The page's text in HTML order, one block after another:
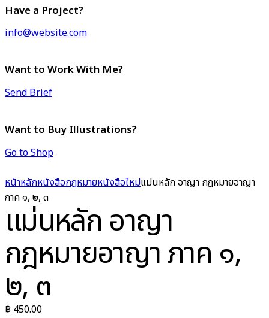
Have a Project?
info@website.com
Want to Work With Me?
Send Brief
Want to Buy Illustrations?
Go to Shop
หน้าหลักหนังสือกฎหมายหนังสือใหม่แม่นหลัก อาญา กฎหมายอาญา
ภาค ๑, ๒, ๓
แม่นหลัก อาญา
กฎหมายอาญา ภาค ๑,
๒, ๓
฿ 450.00